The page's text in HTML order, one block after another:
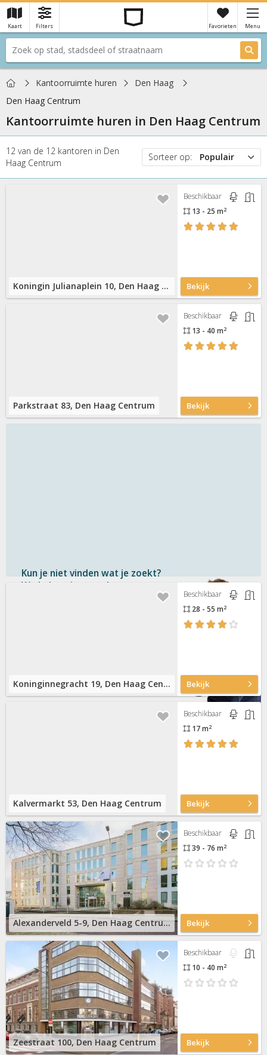
Kaart Filters Favorieten Menu
Je hebt nog geen favorieten ×
HomeKantoorruimte huren
Den Haag
Den Haag Centrum
Kantoorruimte huren in Den Haag Centrum
12 van de 12 kantoren in Den
Haag Centrum
Sorteer op:
Populair
Prijs
Koningin Julianaplein 10, Den Haag Centrum
Beschikbaar
13 - 25 m2
Bekijk
Parkstraat 83, Den Haag Centrum
Beschikbaar
13 - 40 m2
Bekijk
Kun je niet vinden wat je zoekt?
We helpen je graag!
Koninginnegracht 19, Den Haag Centrum
Beschikbaar
28 - 55 m2
Bekijk
Kalvermarkt 53, Den Haag Centrum
Beschikbaar
17 m2
Bekijk
Alexanderveld 5-9, Den Haag Centrum
Beschikbaar
39 - 76 m2
Bekijk
Zeestraat 100, Den Haag Centrum
Beschikbaar
10 - 40 m2
Bekijk